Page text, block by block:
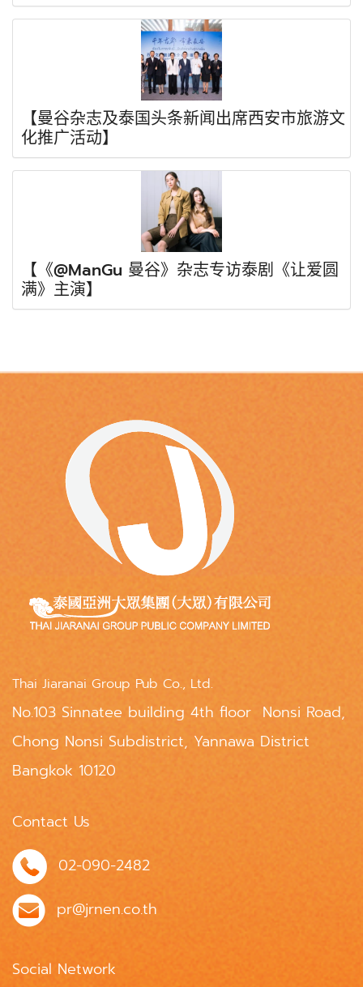
【曼谷杂志及泰国头条新闻出席西安市旅游文
化推广活动】
【《@ManGu 曼谷》杂志专访泰剧《让爱圆
满》主演】
Thai Jiaranai Group Pub Co., Ltd.
No.103 Sinnatee building 4th floor Nonsi Road,
Chong Nonsi Subdistrict, Yannawa District
Bangkok 10120
Contact Us
02-090-2482
pr@jrnen.co.th
Social Network